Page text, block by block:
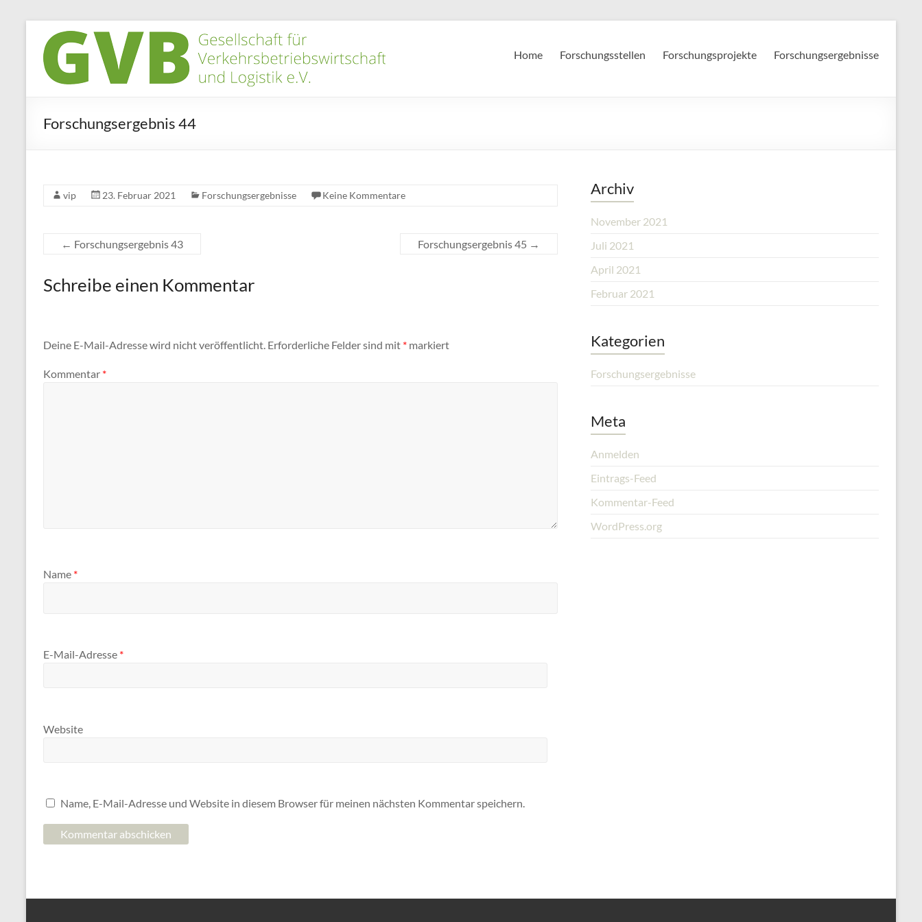
Inhalt
springen
GVB
e.V.
für
innovative
Home Forschungsstellen Forschungsprojekte Forschungsergebnisse
Forschungsergebnis 44
vip 23. Februar 2021 Forschungsergebnisse Keine Kommentare
← Forschungsergebnis 43 Forschungsergebnis 45 →
Schreibe einen Kommentar
Deine E-Mail-Adresse wird nicht veröffentlicht. Erforderliche Felder sind mit * markiert
Kommentar *
Name *
E-Mail-Adresse *
Website
Name, E-Mail-Adresse und Website in diesem Browser für meinen nächsten Kommentar speichern.
Archiv
November 2021
Juli 2021
April 2021
Februar 2021
Kategorien
Forschungsergebnisse
Meta
Anmelden
Eintrags-Feed
Kommentar-Feed
WordPress.org